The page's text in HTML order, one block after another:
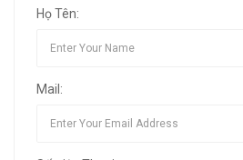
Họ Tên:
Mail: